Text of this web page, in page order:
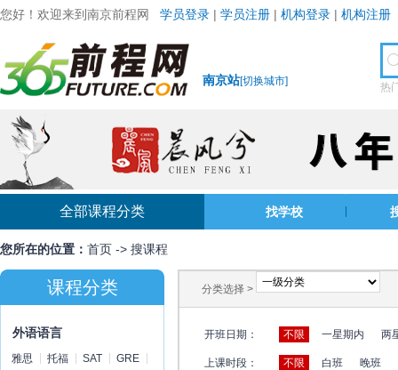
您好！欢迎来到南京前程网 学员登录 | 学员注册 | 机构登录 | 机构注册
南京站[切换城市] 热
全部课程分类 找学校
您所在的位置： 首页 -> 搜课程
课程分类
外语语言
雅思 托福 SAT
GRE
分类选择 >
开班日期： 不限 一星期内 两
上课时段： 不限 白班 晚班